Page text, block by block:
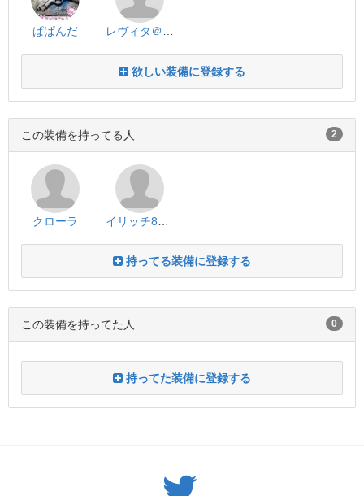
ぱぱんだ レヴィタ＠れいた×レヴィ
欲しい装備に登録する
この装備を持ってる人 2
クローラ
持ってる装備に登録する
この装備を持ってた人 0
持ってた装備に登録する